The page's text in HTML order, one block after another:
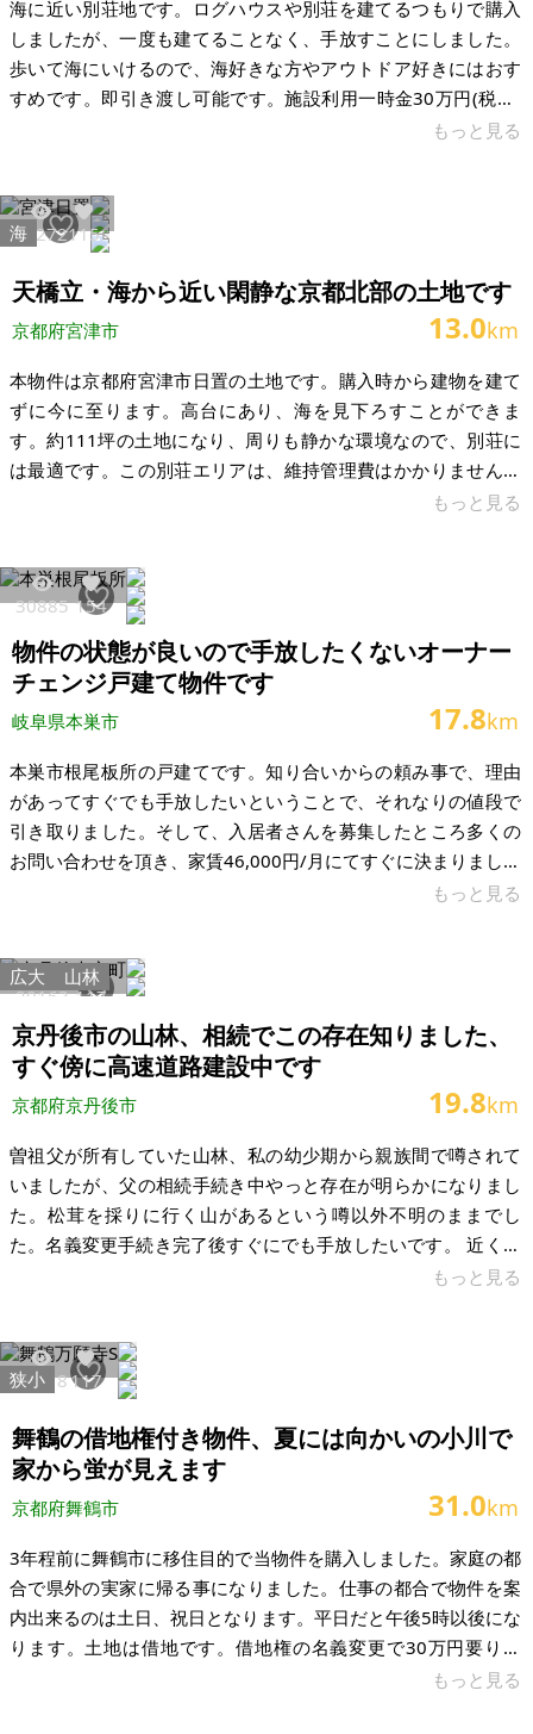
海に近い別荘地です。ログハウスや別荘を建てるつもりで購入
しましたが、一度も建てることなく、手放すことにしました。
歩いて海にいけるので、海好きな方やアウトドア好きにはおす
すめです。即引き渡し可能です。施設利用一時金30万円(税別)
一種住居地域 建ぺい率：60％（但し建築協定30％） 容積率：
200％（但し建築協定50％） 道路：6.0m～6.5mアスファルト
舗装 電気：関西電力 ガス：LPガス個別方式
もっと見る
21272115
海
天橋立・海から近い閑静な京都北部の土地です
京都府宮津市 13.0km
本物件は京都府宮津市日置の土地です。購入時から建物を建て
ずに今に至ります。高台にあり、海を見下ろすことができま
す。約111坪の土地になり、周りも静かな環境なので、別荘に
は最適です。この別荘エリアは、維持管理費はかかりません。
また、RV用地、ログハウス、コンテナハウスなど使い方は様々
化槽設置です。田舎暮らしが増えてきていますので、四季折々
を体感ください。即引き渡し可能です。 【物件概要】※土地の
み案件です 場所：京都府宮津市日置 土地：368.00㎡ 建物： 構
造： 現況：更地
もっと見る
30885 154
物件の状態が良いので手放したくないオーナー
チェンジ戸建て物件です
岐阜県本巣市 17.8km
本巣市根尾板所の戸建てです。知り合いからの頼み事で、理由
があってすぐでも手放したいということで、それなりの値段で
引き取りました。そして、入居者さんを募集したところ多くの
お問い合わせを頂き、家賃46,000円/月にてすぐに決まりました
募集などなど）は基本的にはすべて管理会社様に対応していた
す。またもし自主管理に切り替えを希望の場合、自主管理に切
り替えることも可能です。
もっと見る
20163 117
広大 山林
京丹後市の山林、相続でこの存在知りました、
すぐ傍に高速道路建設中です
京都府京丹後市 19.8km
曽祖父が所有していた山林、私の幼少期から親族間で噂されて
いましたが、父の相続手続き中やっと存在が明らかになりまし
た。松茸を採りに行く山があるという噂以外不明のままでし
た。名義変更手続き完了後すぐにでも手放したいです。 近くに
高速道路開通します。令和2年に国土調査され測量済み53,000
ってます。 ※少し調べた結果、道から奥に入った場所でキャン
プ用途には向いてなさそうです。 【物件概要】※土地のみ案件
です 場所：京都府京丹後市大宮町 土地：53,602㎡ 建物： 構
造： 現況：
もっと見る
30218117
狭小
舞鶴の借地権付き物件、夏には向かいの小川で
家から蛍が見えます
京都府舞鶴市 31.0km
3年程前に舞鶴市に移住目的で当物件を購入しました。家庭の都
合で県外の実家に帰る事になりました。仕事の都合で物件を案
内出来るのは土日、祝日となります。平日だと午後5時以後にな
ります。土地は借地です。借地権の名義変更で30万円要りま
す。普通車一台、軽四一台は止められる駐車スペース有りま
もっと見る